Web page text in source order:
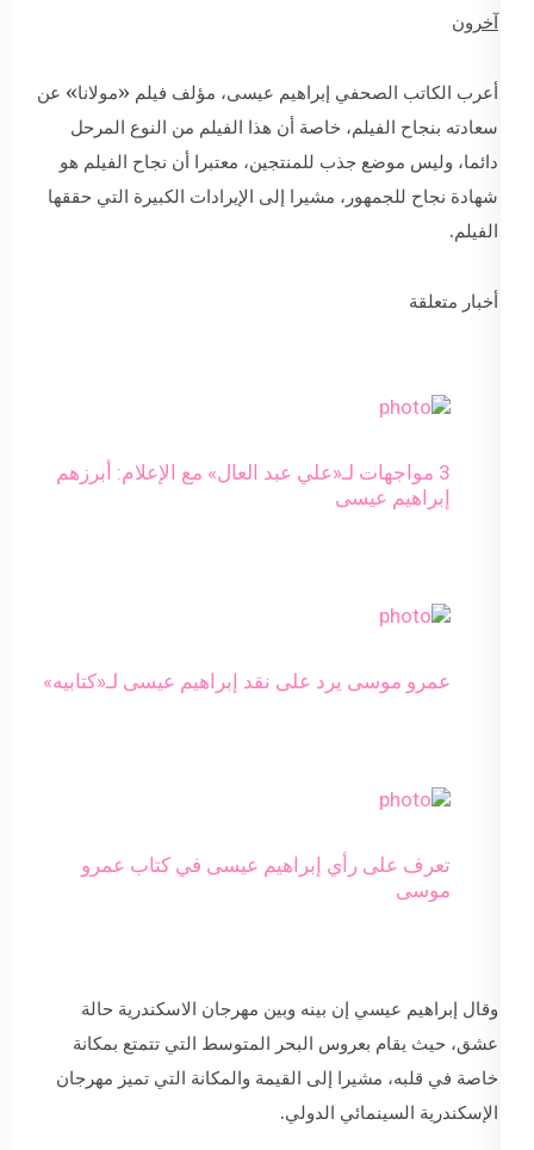
آخرون
أعرب الكاتب الصحفي إبراهيم عيسى، مؤلف فيلم «مولانا» عن
سعادته بنجاح الفيلم، خاصة أن هذا الفيلم من النوع المرحل
دائما، وليس موضع جذب للمنتجين، معتبرا أن نجاح الفيلم هو
شهادة نجاح للجمهور، مشيرا إلى الإيرادات الكبيرة التي حققها
الفيلم.
أخبار متعلقة
3 مواجهات لـ«علي عبد العال» مع الإعلام: أبرزهم
إبراهيم عيسى
عمرو موسى يرد على نقد إبراهيم عيسى لـ«كتابيه»
تعرف على رأي إبراهيم عيسى في كتاب عمرو
موسى
وقال إبراهيم عيسي إن بينه وبين مهرجان الاسكندرية حالة
عشق، حيث يقام بعروس البحر المتوسط التي تتمتع بمكانة
خاصة في قلبه، مشيرا إلى القيمة والمكانة التي تميز مهرجان
الإسكندرية السينمائي الدولي.